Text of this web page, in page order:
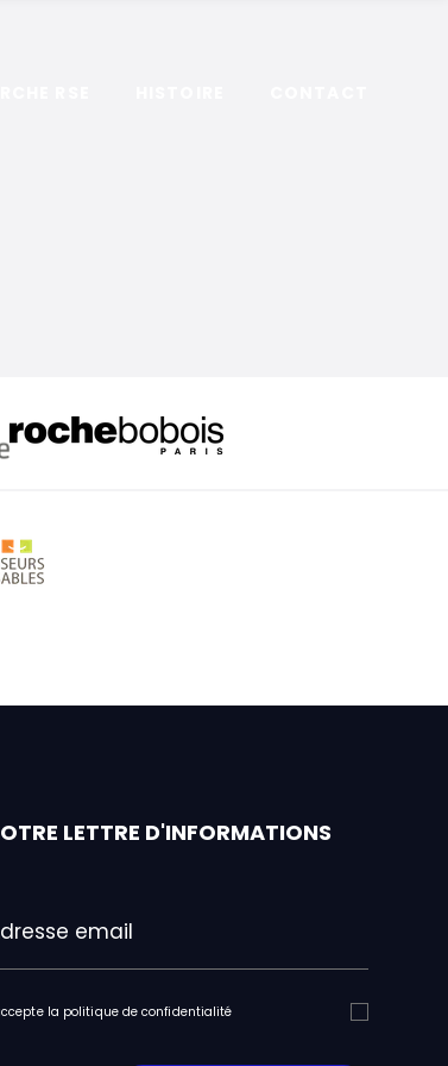
RocheBobois
relations fournisseurs et achats
LETTRE D'INFORMATIONS
la politique de confidentialité